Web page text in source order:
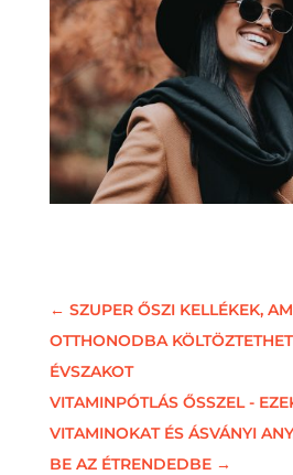
← SZUPER ŐSZI KELLÉKEK,
OTTHONODBA
ÉVSZAKOT
VITAMINPÓTLÁS ŐSSZEL -
VITAMINOKAT ÉS ÁSVÁNYI
BE AZ ÉTRENDEDBE→